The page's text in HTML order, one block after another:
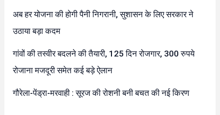
अब हर योजना की होगी पैनी निगरानी, सुशासन के लिए सरकार ने
उठाया बड़ा कदम
गांवों की तस्वीर बदलने की तैयारी, 125 दिन रोजगार, 300 रुपये
रोजाना मजदूरी समेत कई बड़े ऐलान
गौरेला-पेंड्रा-मरवाही : सूरज की रोशनी बनी बचत की नई किरण